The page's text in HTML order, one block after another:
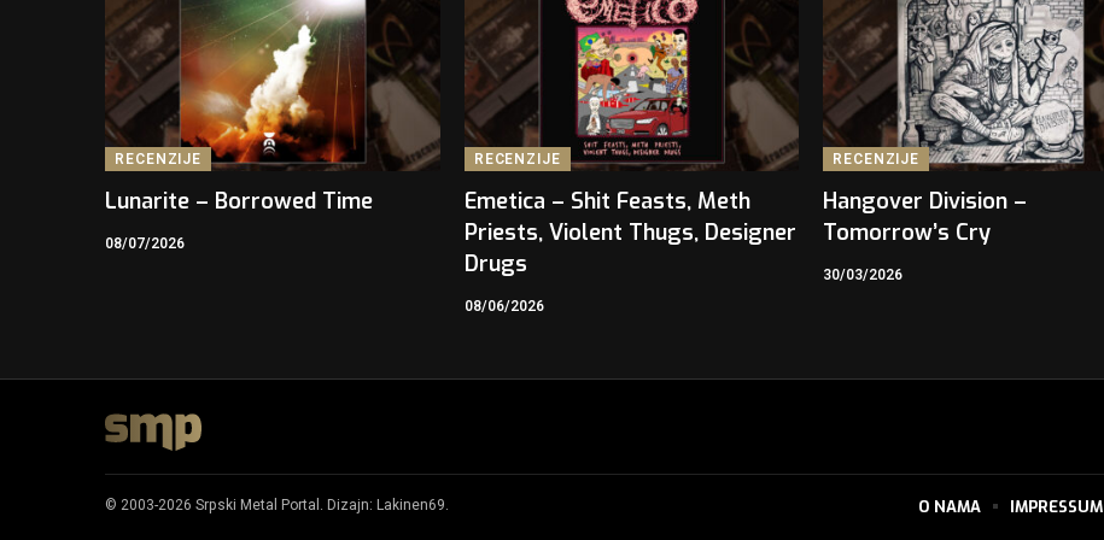
RECENZIJE
Lunarite – Borrowed Time
08/07/2026
RECENZIJE
Emetica – Shit Feasts, Meth
Priests, Violent Thugs, Designer
Drugs
08/06/2026
RECENZIJE
Hangover Division –
Tomorrow’s Cry
30/03/2026
© 2003-2026 Srpski Metal Portal. Dizajn: Lakinen69. O NAMA IMPRESSUM